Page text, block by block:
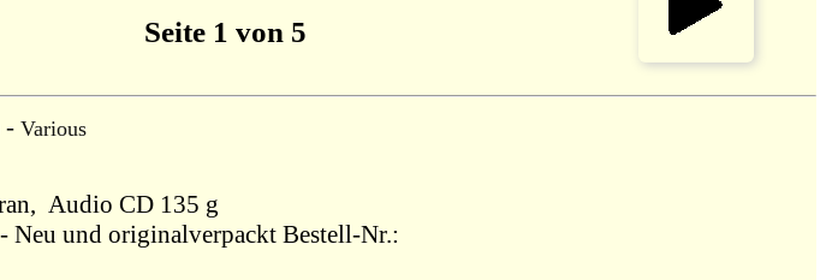
Seite 1 von 5
- Various
2012, Membran, Audio CD 135 g
Neu und originalverpackt Bestell-Nr.: